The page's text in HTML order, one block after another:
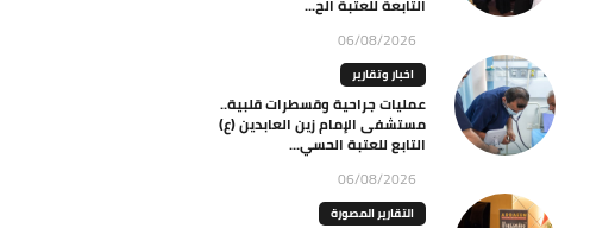
06/08/2026
اخبار وتقارير
عمليات جراحية وقسطرات قلبية..
مستشفى الإمام زين العابدين (ع)
التابع للعتبة الحسي...
06/08/2026
التقارير المصورة